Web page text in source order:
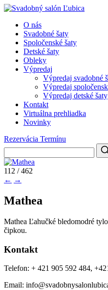
O nás
Svadobné šaty
Spoločenské šaty
Detské šaty
Obleky
Výpredaj
Výpredaj svadobné
Výpredaj
Výpredaj detské šaty
Kontakt
Virtuálna prehliadka
Novinky
Rezervácia Termínu
112 / 462
← →
Mathea
Mathea Ľahučké bledomodré
čipkou.
Kontakt
Telefon: + 421 905 592 484,
Email: